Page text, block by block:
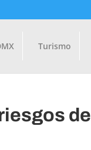
Turismo
de